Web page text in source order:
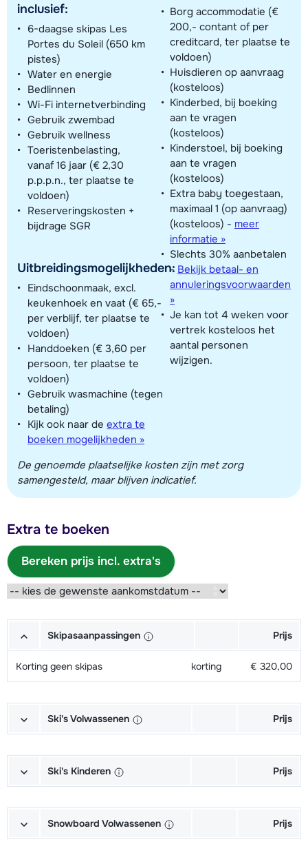
inclusief:
6-daagse skipas Les
Portes du Soleil (650 km
pistes)
Water en energie
Bedlinnen
Wi-Fi internetverbinding
Gebruik zwembad
Gebruik wellness
Toeristenbelasting,
vanaf 16 jaar (€ 2,30
p.p.p.n., ter plaatse te
voldoen)
Reserveringskosten +
bijdrage SGR
Uitbreidingsmogelijkheden:
Eindschoonmaak, excl.
keukenhoek en vaat (€ 65,-
per verblijf, ter plaatse te
voldoen)
Handdoeken (€ 3,60 per
persoon, ter plaatse te
voldoen)
Gebruik wasmachine (tegen
betaling)
Kijk ook naar de extra te
boeken mogelijkheden »
Borg accommodatie (€
200,- contant of per
creditcard, ter plaatse te
voldoen)
Huisdieren op aanvraag
(kosteloos)
Kinderbed, bij boeking
aan te vragen
(kosteloos)
Kinderstoel, bij boeking
aan te vragen
(kosteloos)
Extra baby toegestaan,
maximaal 1 (op aanvraag)
(kosteloos) - meer
informatie »
Slechts 30% aanbetalen
- Bekijk betaal- en
annuleringsvoorwaarden
»
Je kan tot 4 weken voor
vertrek kosteloos het
aantal personen
wijzigen.
De genoemde plaatselijke kosten zijn met zorg
samengesteld, maar blijven indicatief.
Extra te boeken
Bereken prijs incl. extra's
Skipasaanpassingen Prijs
Korting geen skipas korting € 320,00
Ski's Volwassenen Prijs
Schoenen + Stokken (6/7 dagen)
van week
Stokken (6/7 dagen)
van week
Ski's Kinderen Prijs
Schoenen + Stokken (6/7 dagen)
van week
Snowboard Volwassenen Prijs